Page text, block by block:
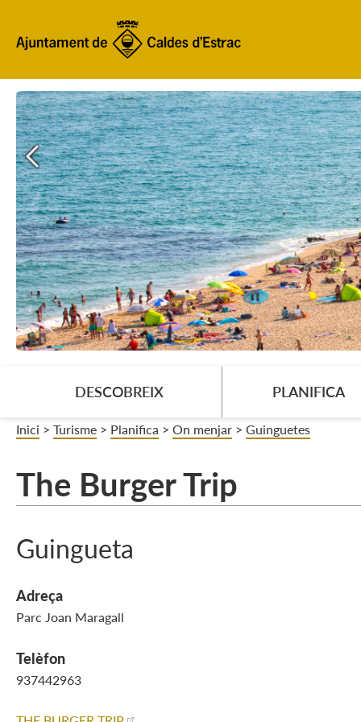
DESCOBREIX PLANIFICA
Inici > Turisme > Planifica > On menjar > Guinguetes
The Burger Trip
Guingueta
Adreça
Parc Joan Maragall
Telèfon
937442963